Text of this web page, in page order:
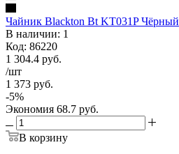
Чайник Blackton Bt KT031P Чёрный
В наличии: 1
Код: 86220
1 304.4 руб.
/шт
1 373 руб.
-5%
Экономия 68.7 руб.
В корзину